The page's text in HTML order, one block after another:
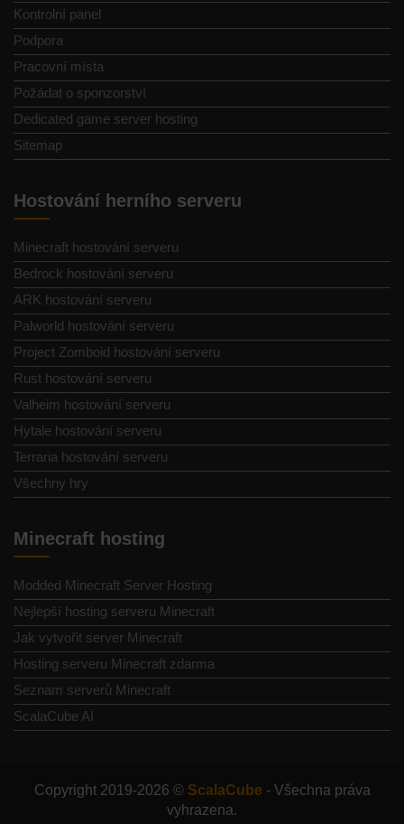
Kontrolní panel
Podpora
Pracovní místa
Požádat o sponzorství
Dedicated game server hosting
Sitemap
Hostování herního serveru
Minecraft hostování serveru
Bedrock hostování serveru
ARK hostování serveru
Palworld hostování serveru
Project Zomboid hostování serveru
Rust hostování serveru
Valheim hostování serveru
Hytale hostování serveru
Terraria hostování serveru
Všechny hry
Minecraft hosting
Modded Minecraft Server Hosting
Nejlepší hosting serveru Minecraft
Jak vytvořit server Minecraft
Hosting serveru Minecraft zdarma
Seznam serverů Minecraft
ScalaCube AI
Copyright 2019-2026 © ScalaCube - Všechna práva
vyhrazena.